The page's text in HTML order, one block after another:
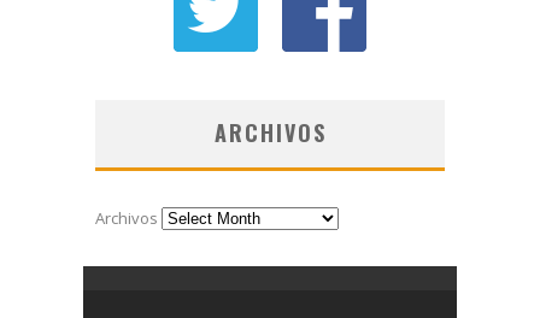
ARCHIVOS
Archivos